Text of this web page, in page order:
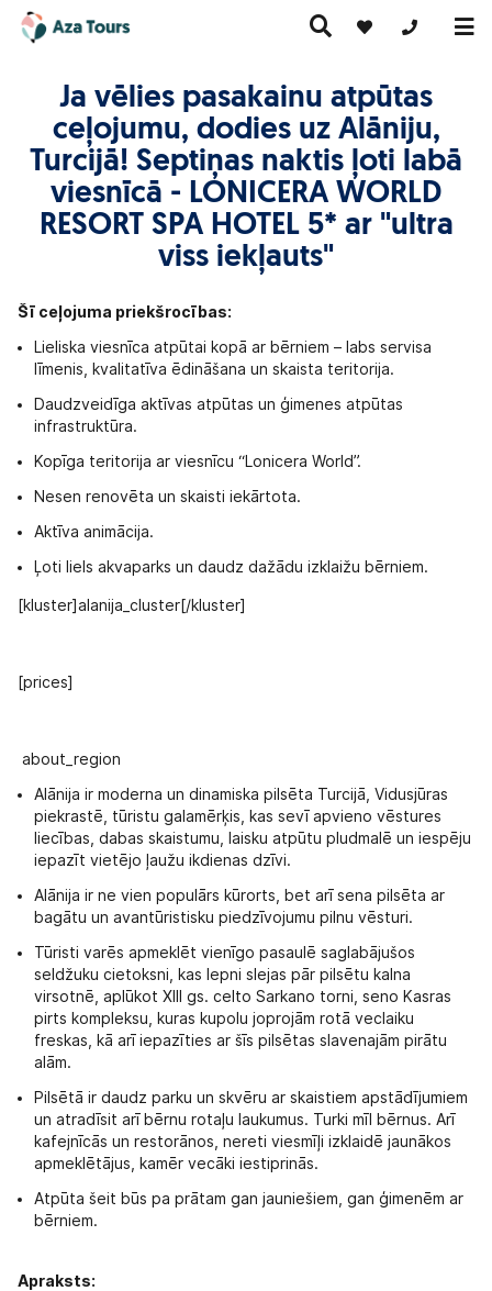
+371
Ceļojumi
pa Eiropu
(ar
lidmašīnu)
Kruīzi
Karstie
piedāvājumi
Ja vēlies pasakainu atpūtas
ceļojumu, dodies uz Alāniju,
Turcijā! Septiņas naktis ļoti labā
viesnīcā - LONICERA WORLD
RESORT SPA HOTEL 5* ar "ultra
viss iekļauts"
Šī ceļojuma priekšrocības:
Lieliska viesnīca atpūtai kopā ar bērniem – labs servisa
līmenis, kvalitatīva ēdināšana un skaista teritorija.
Daudzveidīga aktīvas atpūtas un ģimenes atpūtas
infrastruktūra.
Kopīga teritorija ar viesnīcu “Lonicera World”.
Nesen renovēta un skaisti iekārtota.
Aktīva animācija.
Ļoti liels akvaparks un daudz dažādu izklaižu bērniem.
[kluster]alanija_cluster[/kluster]
[prices]
about_region
Alānija ir moderna un dinamiska pilsēta Turcijā, Vidusjūras
piekrastē, tūristu galamērķis, kas sevī apvieno vēstures
liecības, dabas skaistumu, laisku atpūtu pludmalē un iespēju
iepazīt vietējo ļaužu ikdienas dzīvi.
Alānija ir ne vien populārs kūrorts, bet arī sena pilsēta ar
bagātu un avantūristisku piedzīvojumu pilnu vēsturi.
Tūristi varēs apmeklēt vienīgo pasaulē saglabājušos
seldžuku cietoksni, kas lepni slejas pār pilsētu kalna
virsotnē, aplūkot XIII gs. celto Sarkano torni, seno Kasras
pirts kompleksu, kuras kupolu joprojām rotā veclaiku
freskas, kā arī iepazīties ar šīs pilsētas slavenajām pirātu
alām.
Pilsētā ir daudz parku un skvēru ar skaistiem apstādījumiem
un atradīsit arī bērnu rotaļu laukumus. Turki mīl bērnus. Arī
kafejnīcās un restorānos, nereti viesmīļi izklaidē jaunākos
apmeklētājus, kamēr vecāki iestiprinās.
Atpūta šeit būs pa prātam gan jauniešiem, gan ģimenēm ar
bērniem.
Apraksts: